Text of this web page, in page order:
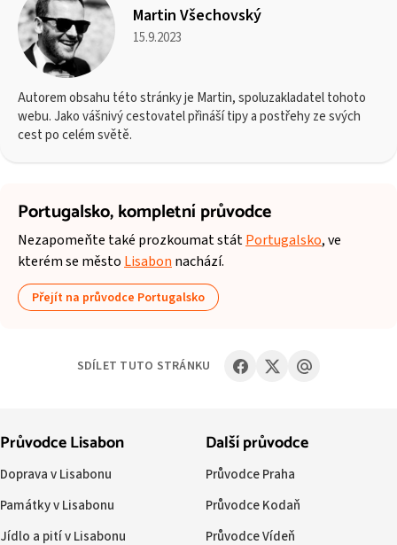
Martin Všechovský
15.9.2023
Autorem obsahu této stránky je Martin, spoluzakladatel tohoto
webu. Jako vášnivý cestovatel přináší tipy a postřehy ze svých
cest po celém světě.
Portugalsko,kompletní průvodce
Nezapomeňte také prozkoumat státPortugalsko, ve
kterém se město Lisabon nachází.
Přejít na průvodce Portugalsko
SDÍLET TUTO STRÁNKU
Průvodce Lisabon
Doprava v Lisabonu
Památky v Lisabonu
Jídlo a pití v Lisabonu
Další průvodce
Průvodce Praha
Průvodce Kodaň
Průvodce Vídeň